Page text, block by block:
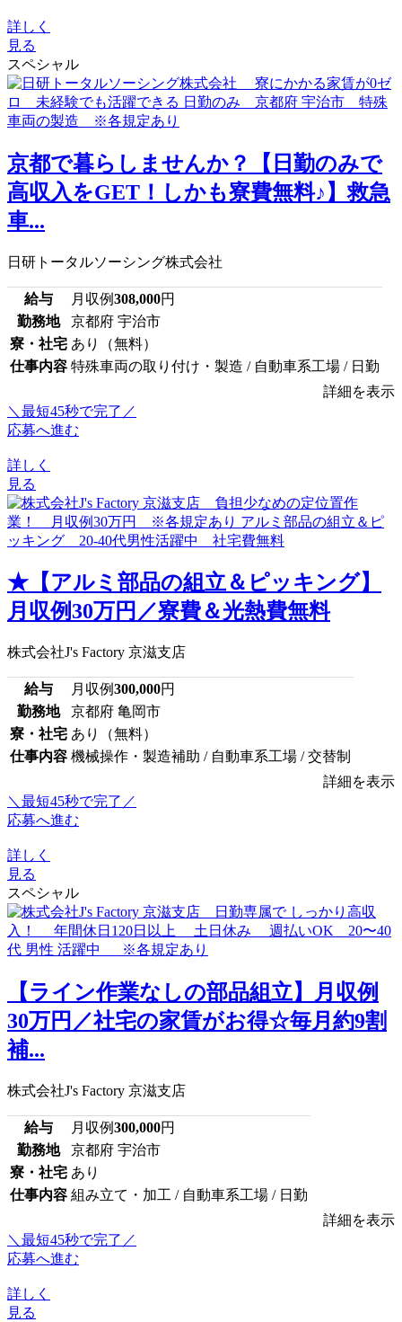
詳しく
見る
スペシャル
京都で暮らしませんか？【日勤のみで
高収入をGET！しかも寮費無料♪】救急
車...
日研トータルソーシング株式会社
給与 月収例308,000円
勤務地
京都府 宇治市
寮・社宅 あり（無料）
仕事内容 特殊車両の取り付け・製造 / 自動車系工場 / 日勤
詳細を表示
＼最短45秒で完了／
応募へ進む
詳しく
見る
★【アルミ部品の組立＆ピッキング】
月収例30万円／寮費＆光熱費無料
株式会社J's Factory 京滋支店
給与 月収例300,000円
勤務地
京都府 亀岡市
寮・社宅 あり（無料）
仕事内容 機械操作・製造補助 / 自動車系工場 / 交替制
詳細を表示
＼最短45秒で完了／
応募へ進む
詳しく
見る
スペシャル
【ライン作業なしの部品組立】月収例
30万円／社宅の家賃がお得☆毎月約9割
補...
株式会社J's Factory 京滋支店
給与 月収例300,000円
勤務地
京都府 宇治市
寮・社宅 あり
仕事内容 組み立て・加工 / 自動車系工場 / 日勤
詳細を表示
＼最短45秒で完了／
応募へ進む
詳しく
見る